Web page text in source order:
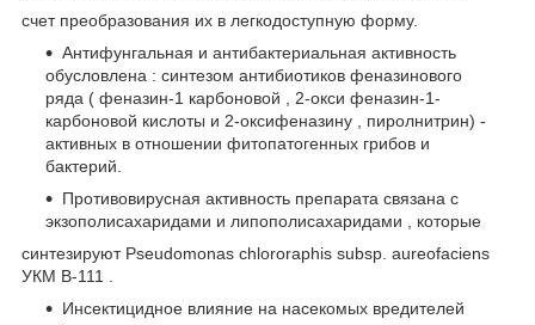
счет преобразования их в легкодоступную форму.
Антифунгальная и антибактериальная активность
обусловлена : синтезом антибиотиков феназинового
ряда ( феназин-1 карбоновой , 2-окси феназин-1-
карбоновой кислоты и 2-оксифеназину , пиролнитрин) -
активных в отношении фитопатогенных грибов и
бактерий.
Противовирусная активность препарата связана с
экзополисахаридами и липополисахаридами , которые
синтезируют Pseudomonas chlororaphis subsp. aureofaciens
УКМ В-111 .
Инсектицидное влияние на насекомых вредителей